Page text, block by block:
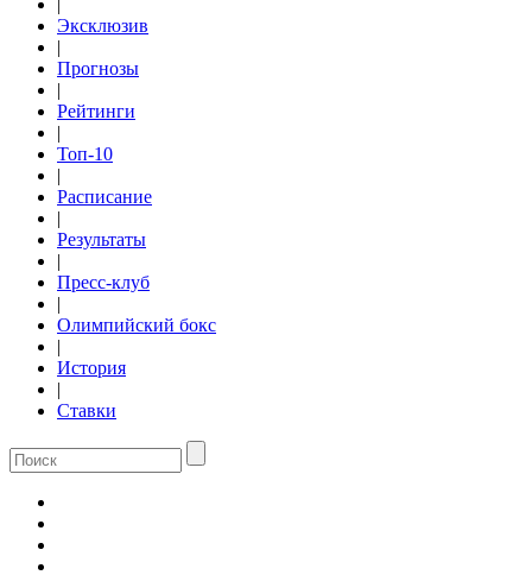
|
Эксклюзив
|
Прогнозы
|
Рейтинги
|
Топ-10
|
Расписание
|
Результаты
|
Пресс-клуб
|
Олимпийский бокс
|
История
|
Ставки